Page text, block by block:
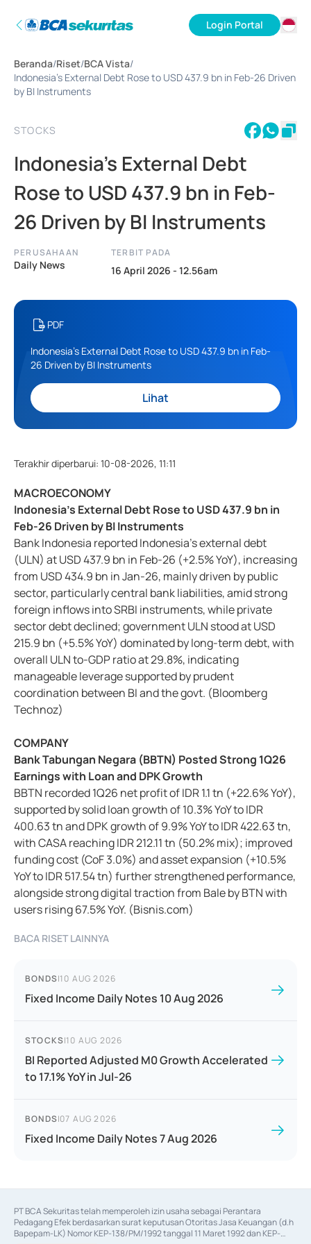
Login Portal
EN
Beranda/Riset/BCA Vista/
Indonesia’s External Debt Rose to USD 437.9 bn in Feb-26 Driven
by BI Instruments
STOCKS
Indonesia’s External Debt
Rose to USD 437.9 bn in Feb-
26 Driven by BI Instruments
PERUSAHAAN
Daily News
TERBIT PADA
16 April 2026 - 12.56am
PDF
Indonesia’s External Debt Rose to USD 437.9 bn in Feb-
26 Driven by BI Instruments
Lihat
Terakhir diperbarui: 10-08-2026, 11:11
MACROECONOMY
Indonesia’s External Debt Rose to USD 437.9 bn in
Feb-26 Driven by BI Instruments
Bank Indonesia reported Indonesia’s external debt
(ULN) at USD 437.9 bn in Feb-26 (+2.5% YoY), increasing
from USD 434.9 bn in Jan-26, mainly driven by public
sector, particularly central bank liabilities, amid strong
foreign inflows into SRBI instruments, while private
sector debt declined; government ULN stood at USD
215.9 bn (+5.5% YoY) dominated by long-term debt, with
overall ULN to-GDP ratio at 29.8%, indicating
manageable leverage supported by prudent
coordination between BI and the govt. (Bloomberg
Technoz)
COMPANY
Bank Tabungan Negara (BBTN) Posted Strong 1Q26
Earnings with Loan and DPK Growth
BBTN recorded 1Q26 net profit of IDR 1.1 tn (+22.6% YoY),
supported by solid loan growth of 10.3% YoY to IDR
400.63 tn and DPK growth of 9.9% YoY to IDR 422.63 tn,
with CASA reaching IDR 212.11 tn (50.2% mix); improved
funding cost (CoF 3.0%) and asset expansion (+10.5%
YoY to IDR 517.54 tn) further strengthened performance,
alongside strong digital traction from Bale by BTN with
users rising 67.5% YoY. (Bisnis.com)
BACA RISET LAINNYA
BONDS|10 AUG 2026
Fixed Income Daily Notes 10 Aug 2026
STOCKS|10 AUG 2026
BI Reported Adjusted M0 Growth Accelerated
to 17.1% YoY in Jul-26
BONDS|07 AUG 2026
Fixed Income Daily Notes 7 Aug 2026
PT BCA Sekuritas telah memperoleh izin usaha sebagai Perantara
Pedagang Efek berdasarkan surat keputusan Otoritas Jasa Keuangan (d.h
Bapepam-LK) Nomor KEP-138/PM/1992 tanggal 11 Maret 1992 dan KEP-